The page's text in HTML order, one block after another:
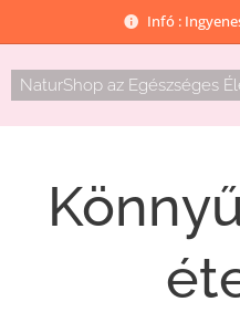
Infó :
NaturShop az Egészséges